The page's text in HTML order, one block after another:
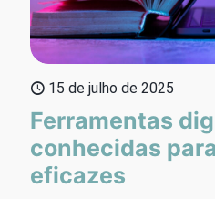
15 de julho de 2025
Ferramentas
conhecidas
eficazes